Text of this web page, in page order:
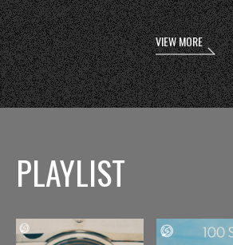
VIEW MORE
PLAYLIST